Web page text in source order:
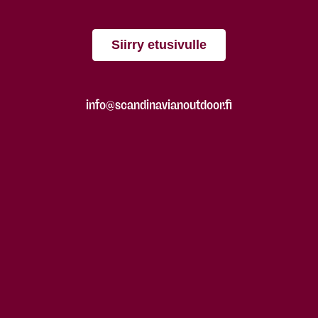
Siirry etusivulle
info@scandinavianoutdoor.fi